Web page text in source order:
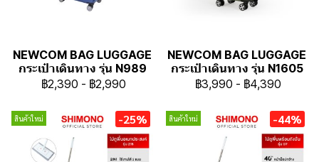
NEWCOM BAG LUGGAGE
กระเป๋าเดินทาง รุ่น N989
฿2,390 - ฿2,990
NEWCOM BAG LUGGAGE
กระเป๋าเดินทาง รุ่น N1605
฿3,990 - ฿4,390
สินค้าใหม่ -25% สินค้าใหม่ -44%